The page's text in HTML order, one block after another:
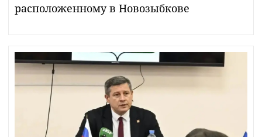
расположенному в Новозыбкове